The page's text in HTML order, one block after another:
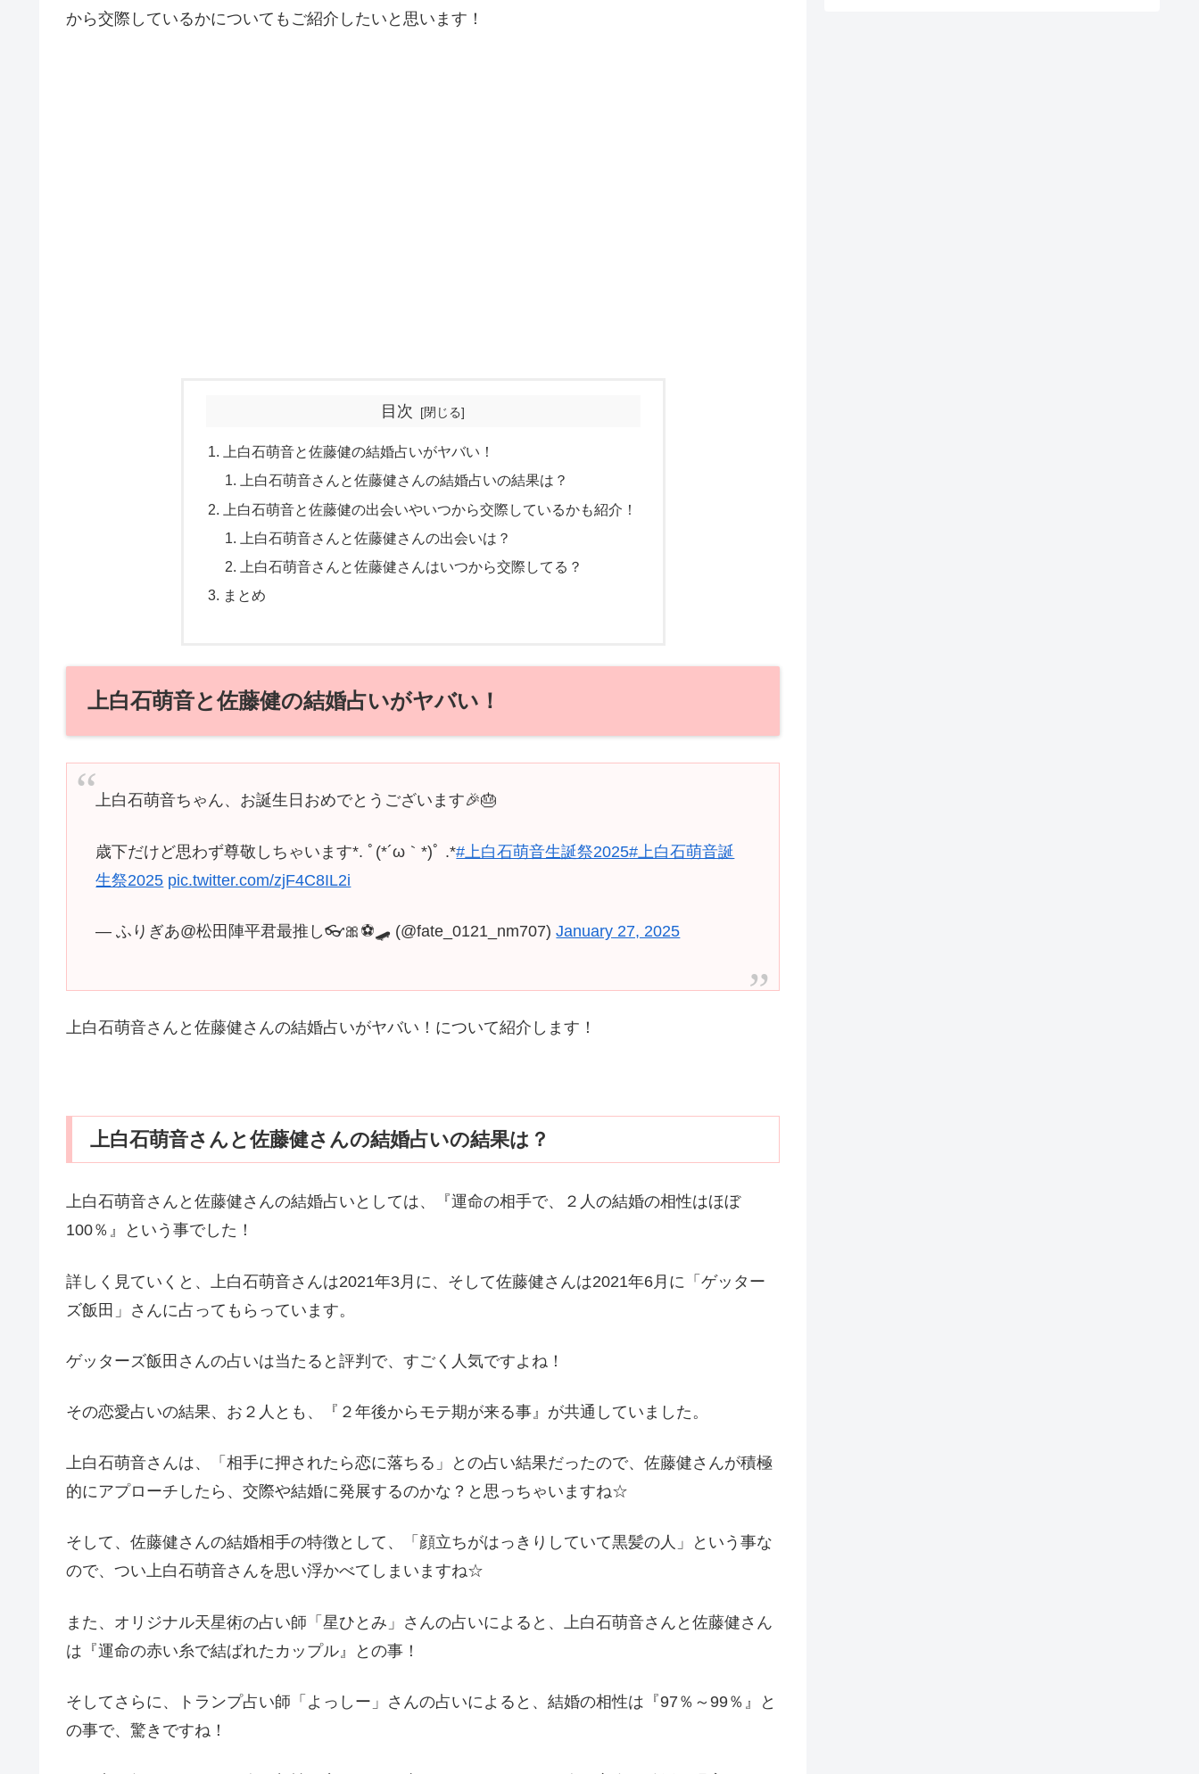
から交際しているかについてもご紹介したいと思います！
目次
上白石萌音と佐藤健の結婚占いがヤバい！
上白石萌音さんと佐藤健さんの結婚占いの結果は？
上白石萌音と佐藤健の出会いやいつから交際しているかも紹介！
上白石萌音さんと佐藤健さんの出会いは？
上白石萌音さんと佐藤健さんはいつから交際してる？
まとめ
上白石萌音と佐藤健の結婚占いがヤバい！
上白石萌音ちゃん、お誕生日おめでとうございます🎉🎂
歳下だけど思わず尊敬しちゃいます*. ﾟ(*´ω｀*)ﾟ .*#上白石萌音生誕祭2025#上白石萌音誕
生祭2025 pic.twitter.com/zjF4C8IL2i
— ふりぎあ@松田陣平君最推し👓🎀⚽🛹 (@fate_0121_nm707)January 27, 2025
上白石萌音さんと佐藤健さんの結婚占いがヤバい！について紹介します！
上白石萌音さんと佐藤健さんの結婚占いの結果は？
上白石萌音さんと佐藤健さんの結婚占いとしては、『運命の相手で、２人の結婚の相性はほぼ
100％』という事でした！
詳しく見ていくと、上白石萌音さんは2021年3月に、そして佐藤健さんは2021年6月に「ゲッター
ズ飯田」さんに占ってもらっています。
ゲッターズ飯田さんの占いは当たると評判で、すごく人気ですよね！
その恋愛占いの結果、お２人とも、『２年後からモテ期が来る事』が共通していました。
上白石萌音さんは、「相手に押されたら恋に落ちる」との占い結果だったので、佐藤健さんが積極
的にアプローチしたら、交際や結婚に発展するのかな？と思っちゃいますね☆
そして、佐藤健さんの結婚相手の特徴として、「顔立ちがはっきりしていて黒髪の人」という事な
ので、つい上白石萌音さんを思い浮かべてしまいますね☆
また、オリジナル天星術の占い師「星ひとみ」さんの占いによると、上白石萌音さんと佐藤健さん
は『運命の赤い糸で結ばれたカップル』との事！
そしてさらに、トランプ占い師「よっしー」さんの占いによると、結婚の相性は『97％～99％』と
の事で、驚きですね！